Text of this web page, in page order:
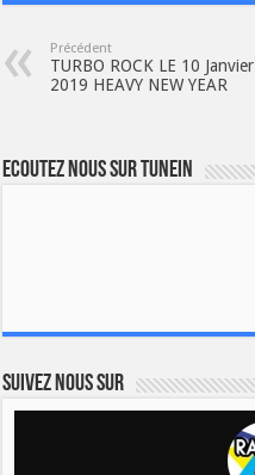
Précédent
TURBO ROCK LE 10 Janvier
2019 HEAVY NEW YEAR
Ecoutez nous sur TuneIn
Suivez nous sur